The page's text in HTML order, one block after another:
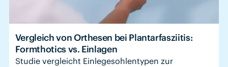
Vergleich von Orthesen bei Plantarfasziitis:
Formthotics vs. Einlagen
Studie vergleicht Einlegesohlentypen zur